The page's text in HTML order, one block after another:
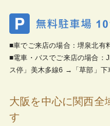
■車でご来店の場合：堺泉北有
■電車・バスでご来店の場合
ス停」美木多線6 →「草部」
大阪を中心に関西全
す